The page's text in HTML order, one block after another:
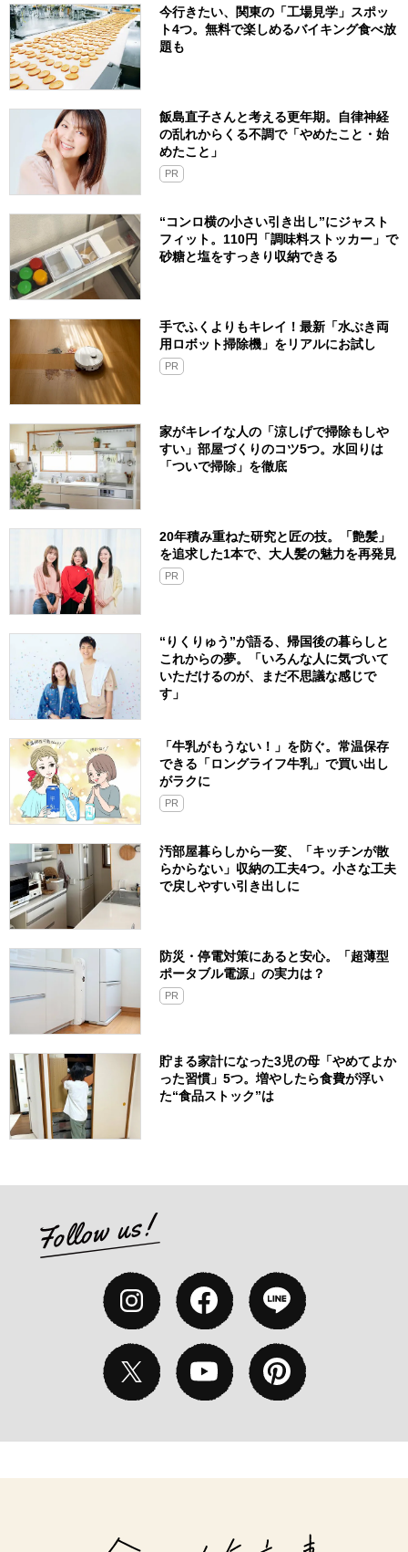
今行きたい、関東の「工場見学」スポッ
ト4つ。無料で楽しめるバイキング食べ放
題も
飯島直子さんと考える更年期。自律神経
の乱れからくる不調で「やめたこと・始
めたこと」
PR
“コンロ横の小さい引き出し”にジャスト
フィット。110円「調味料ストッカー」で
砂糖と塩をすっきり収納できる
手でふくよりもキレイ！最新「水ぶき両
用ロボット掃除機」をリアルにお試し
PR
家がキレイな人の「涼しげで掃除もしや
すい」部屋づくりのコツ5つ。水回りは
「ついで掃除」を徹底
20年積み重ねた研究と匠の技。「艶髪」
を追求した1本で、大人髪の魅力を再発見
PR
“りくりゅう”が語る、帰国後の暮らしと
これからの夢。「いろんな人に気づいて
いただけるのが、まだ不思議な感じで
す」
「牛乳がもうない！」を防ぐ。常温保存
できる「ロングライフ牛乳」で買い出し
がラクに
PR
汚部屋暮らしから一変、「キッチンが散
らからない」収納の工夫4つ。小さな工夫
で戻しやすい引き出しに
防災・停電対策にあると安心。「超薄型
ポータブル電源」の実力は？​
PR
貯まる家計になった3児の母「やめてよか
った習慣」5つ。増やしたら食費が浮い
た“食品ストック”は